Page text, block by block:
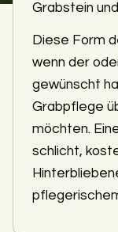
Grabstein
Diese Form
wenn der
gewünscht
Grabpflege
möchten.
schlicht,